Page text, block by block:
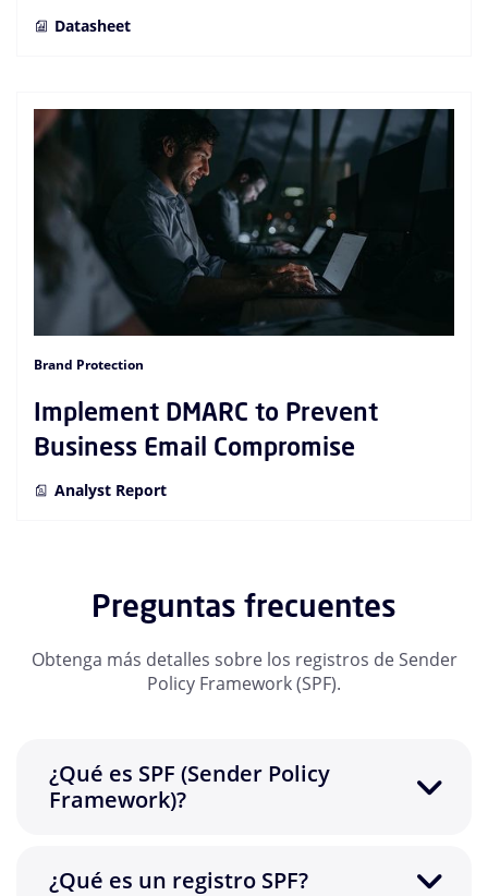
Datasheet
Brand Protection
Implement DMARC to Prevent
Business Email Compromise
Analyst Report
Preguntas frecuentes
Obtenga más detalles sobre los registros de Sender
Policy Framework (SPF).
¿Qué es SPF (Sender Policy
Framework)?
¿Qué es un registro SPF?